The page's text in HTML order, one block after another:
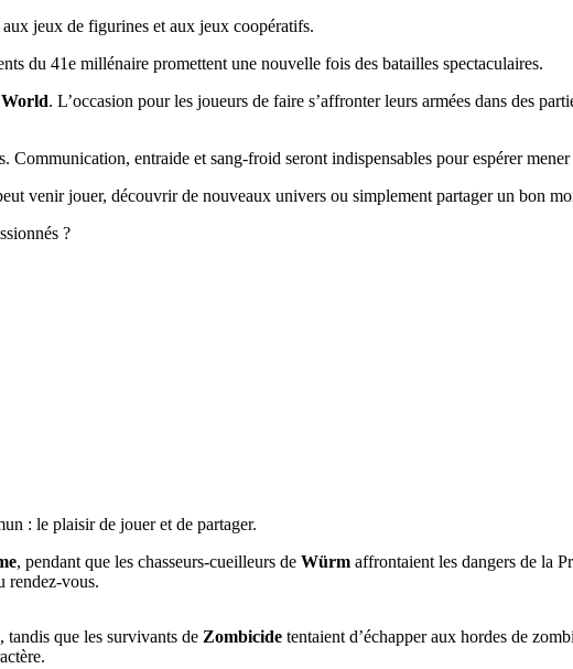
jeux de figurines et aux jeux coopératifs.
du 41e millénaire promettent une nouvelle fois des batailles spectaculaires.
. L’occasion pour les joueurs de faire s’affronter leurs armées dans des
entraide et sang-froid seront indispensables pour espérer
venir jouer, découvrir de nouveaux univers ou simplement partager un bon
?
: le plaisir de jouer et de partager.
, pendant que les chasseurs-cueilleurs de Würm affrontaient les dangers de la
rendez-vous.
, tandis que les survivants de Zombicide tentaient d’échapper aux hordes de